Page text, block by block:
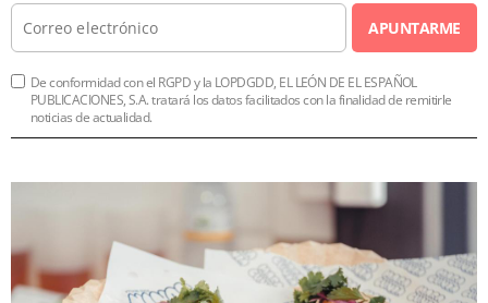
APUNTARME
De conformidad con el RGPD y la LOPDGDD, EL LEÓN DE EL ESPAÑOL
PUBLICACIONES, S.A. tratará los datos facilitados con la finalidad de remitirle
noticias de actualidad.